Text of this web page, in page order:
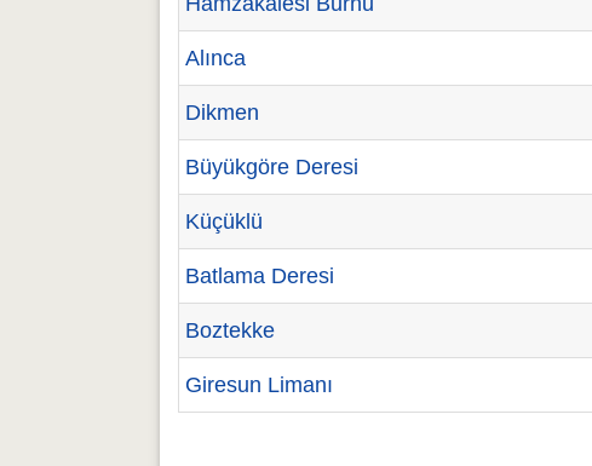
Alınca
Dikmen
Büyükgöre Deresi
Küçüklü
Batlama Deresi
Boztekke
Giresun Limanı